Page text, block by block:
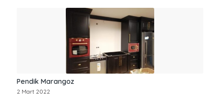
Pendik Marangoz
2 Mart 2022